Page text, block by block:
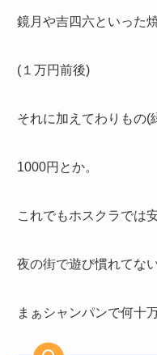
鏡月や吉四六といった
(１万円前後)
それに加えてわりもの(
1000円とか。
これでもホスクラでは
夜の街で遊び慣れてな
まぁシャンパンで何十